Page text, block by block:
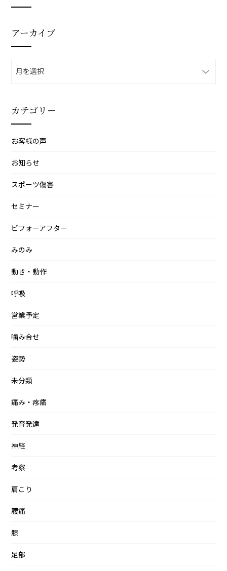
アーカイブ
ー
ブ
カテゴリー
お客様の声
お知らせ
スポーツ傷害
セミナー
ビフォーアフター
みのみ
動き・動作
呼吸
営業予定
噛み合せ
姿勢
未分類
痛み・疼痛
発育発達
神経
考察
肩こり
腰痛
膝
足部